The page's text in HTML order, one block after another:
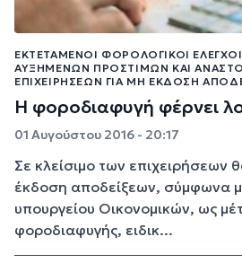
ΕΚΤΕΤΑΜΈΝΟΙ ΦΟΡΟΛΟΓΙΚΟΊ
ΑΥΞΗΜΈΝΩΝ ΠΡΟΣΤΊΜΩΝ ΚΑΙ
ΕΠΙΧΕΙΡΉΣΕΩΝ ΓΙΑ ΜΗ ΈΚΔΟΣΗ
Η φοροδιαφυγή φέρνει
01 Αυγούστου 2016 - 20:17
Σε κλείσιμο των επιχειρήσεων
έκδοση αποδείξεων, σύμφωνα
υπουργείου Οικονομικών, ως
φοροδιαφυγής, ειδικ...